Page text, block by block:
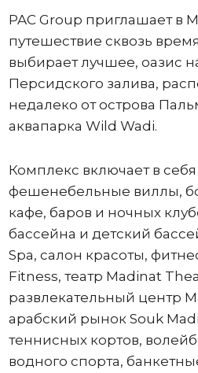
PAC Group приглашает в
путешествие сквозь
выбирает лучшее, оазис
Персидского залива,
недалеко от острова
аквапарка Wild Wadi.
Комплекс включает в
фешенебельные виллы,
кафе, баров и ночных
бассейна и детский
Spa, салон красоты,
Fitness, театр Madinat
развлекательный центр
арабский рынок Souk
теннисных кортов,
водного спорта,